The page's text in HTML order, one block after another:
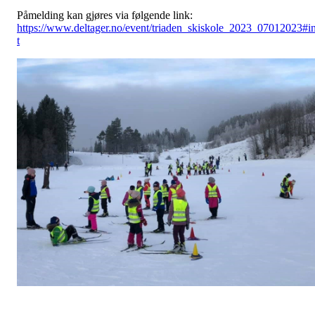
Påmelding kan gjøres via følgende link:
https://www.deltager.no/event/
t